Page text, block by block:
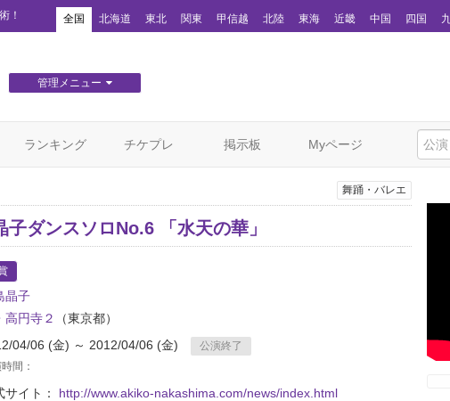
！ 全国 北海道 東北 関東 甲信越 北陸 東海 近畿 中国 四国
管理メニュー
ランキング チケプレ 掲示板 Myページ
舞踊・バレエ
子ダンスソロNo.6 「水天の華」
晶子
高円寺２
（東京都）
04/06 (金) ～ 2012/04/06 (金)
公演終了
間：
サイト： http://www.akiko-nakashima.com/news/index.html